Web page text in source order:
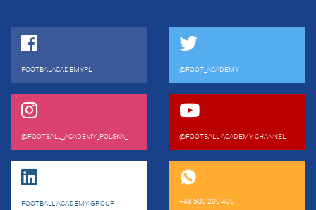
FOOTBALACADEMYPL @FOOT_ACADEMY
@FOOTBALL_ACADEMY_POLSKA_ @FOOTBALL ACADEMY CHANNEL
FOOTBALL ACADEMY GROUP +48 500 200 490